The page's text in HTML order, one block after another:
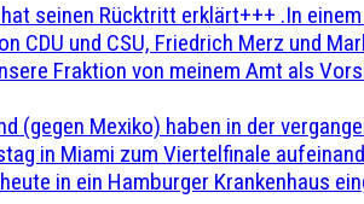
seinen Rücktritt erklärt+++ .In
CDU und CSU, Friedrich Merz und
Fraktion von meinem Amt als
(gegen Mexiko) haben in der
in Miami zum Viertelfinale
in ein Hamburger Krankenhaus